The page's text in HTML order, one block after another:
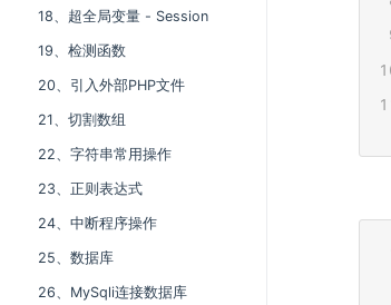
18、超全局变量 - Session
19、检测函数
20、引入外部PHP文件
21、切割数组
22、字符串常用操作
23、正则表达式
24、中断程序操作
25、数据库
26、MySqli连接数据库